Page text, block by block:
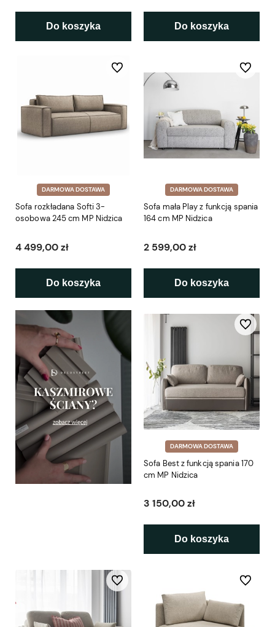
Do koszyka Do koszyka
DARMOWA DOSTAWA
Sofa rozkładana Softi 3-
osobowa 245 cm MP Nidzica
4 499,00 zł
Do koszyka
Do ulubionych
DARMOWA DOSTAWA
Sofa mała Play z funkcją spania
164 cm MP Nidzica
2 599,00 zł
Do koszyka
Do
DARMOWA DOSTAWA
Sofa Best z funkcją spania 170
cm MP Nidzica
3 150,00 zł
Do koszyka
Do
Do ulubionych Do